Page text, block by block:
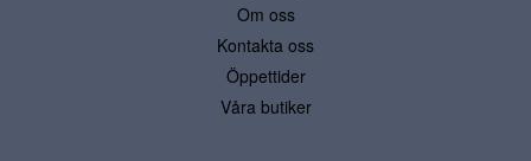
Om oss
Kontakta oss
Öppettider
Våra butiker